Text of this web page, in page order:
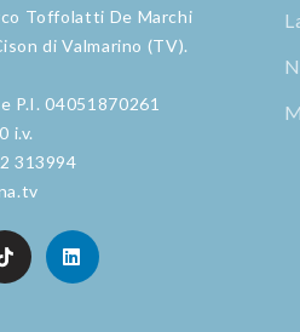
Toffolatti De Marchi
di Valmarino (TV).
P.I. 04051870261
i.v.
313994